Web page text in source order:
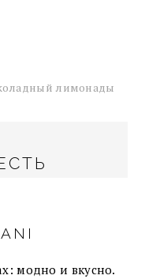
лимонады
модно и вкусно.